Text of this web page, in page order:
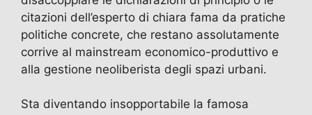
citazioni dell’esperto di chiara fama da pratiche
politiche concrete, che restano assolutamente
corrive al mainstream economico-produttivo e
alla gestione neoliberista degli spazi urbani.
Sta diventando insopportabile la famosa